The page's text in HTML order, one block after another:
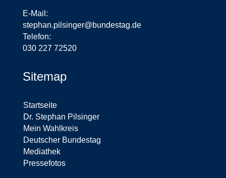
E-Mail:
stephan.pilsinger@bundestag.de
Telefon:
030 227 72520
Sitemap
Startseite
Dr. Stephan Pilsinger
Mein Wahlkreis
Deutscher Bundestag
Mediathek
Pressefotos